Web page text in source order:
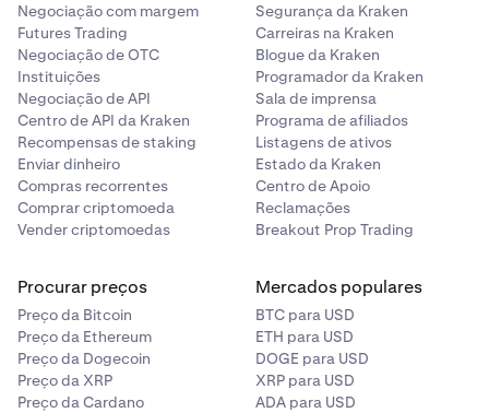
Negociação com margem
Futures Trading
Negociação de OTC
Instituições
Negociação de API
Centro de API da Kraken
Recompensas de staking
Enviar dinheiro
Compras recorrentes
Comprar criptomoeda
Vender criptomoedas
Segurança da Kraken
Carreiras na Kraken
Blogue da Kraken
Programador da Kraken
Sala de imprensa
Programa de afiliados
Listagens de ativos
Estado da Kraken
Centro de Apoio
Reclamações
Breakout Prop Trading
Procurar preços
Preço da Bitcoin
Preço da Ethereum
Preço da Dogecoin
Preço da XRP
Preço da Cardano
Mercados populares
BTC para USD
ETH para USD
DOGE para USD
XRP para USD
ADA para USD